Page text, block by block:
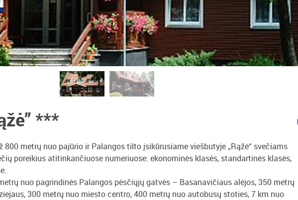
***
800 metrų nuo pajūrio ir Palangos tilto įsikūrusiame viešbutyje „Rąžė“ svečiams
poreikius atitinkančiuose numeriuose: ekonominės klasės, standartinės klasės,
nuo pagrindinės Palangos pėsčiųjų gatvės – Basanavičiaus alėjos, 350
300 metrų nuo miesto centro, 400 metrų nuo autobusų stoties, 7 km nuo